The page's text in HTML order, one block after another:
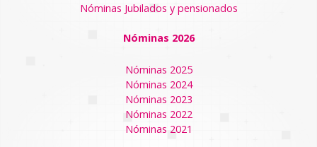
Nóminas Jubilados y pensionados
Nóminas 2026
Nóminas 2025
Nóminas 2024
Nóminas 2023
Nóminas 2022
Nóminas 2021